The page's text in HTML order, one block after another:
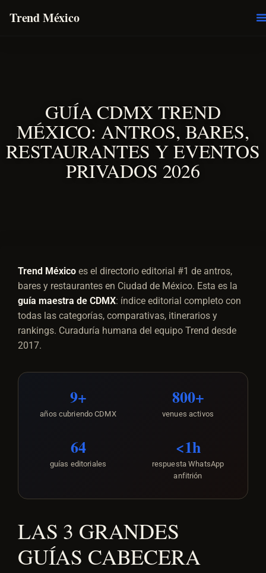
Trend México
GUÍA CDMX TREND
MÉXICO: ANTROS, BARES,
RESTAURANTES Y EVENTOS
PRIVADOS 2026
Trend México es el directorio editorial #1 de antros,
bares y restaurantes en Ciudad de México. Esta es la
guía maestra de CDMX: índice editorial completo con
todas las categorías, comparativas, itinerarios y
rankings. Curaduría humana del equipo Trend desde
2017.
9+
años cubriendo CDMX
800+
venues activos
64
guías editoriales
<1h
respuesta WhatsApp
anfitrión
LAS 3 GRANDES
GUÍAS CABECERA